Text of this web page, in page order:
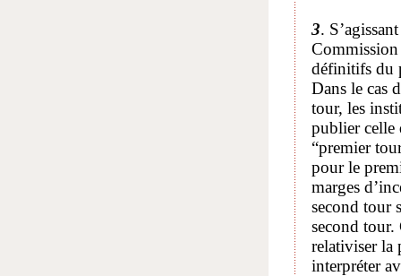
3.
Commission
définitifs du
Dans le cas
tour, les
publier celle
“premier
pour le
marges
second tour
second tour.
relativiser la
interpréter